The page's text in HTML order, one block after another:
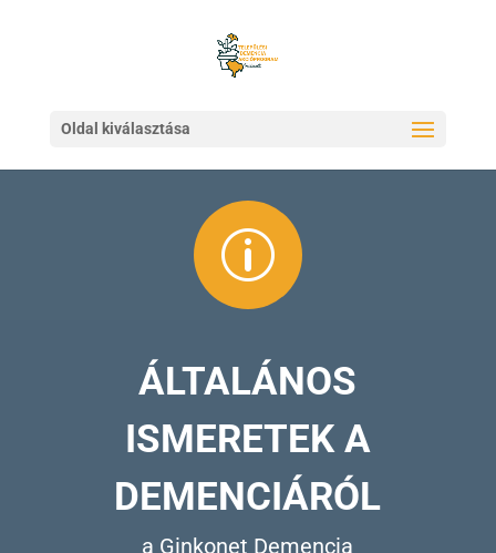
Oldal kiválasztása
p
ÁLTALÁNOS
ISMERETEK A
DEMENCIÁRÓL
a Ginkonet Demencia